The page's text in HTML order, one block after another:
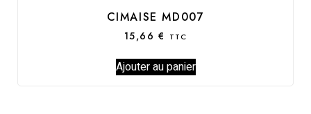
CIMAISE MD007
15,66€ TTC
Ajouter au panier